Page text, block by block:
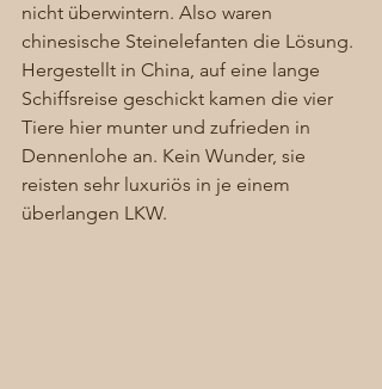
nicht überwintern. Also waren
chinesische Steinelefanten die Lösung.
Hergestellt in China, auf eine lange
Schiffsreise geschickt kamen die vier
Tiere hier munter und zufrieden in
Dennenlohe an. Kein Wunder, sie
reisten sehr luxuriös in je einem
überlangen LKW.